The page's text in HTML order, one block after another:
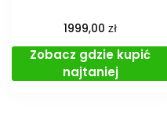
1999,00zł
Zobacz gdzie kupić
najtaniej